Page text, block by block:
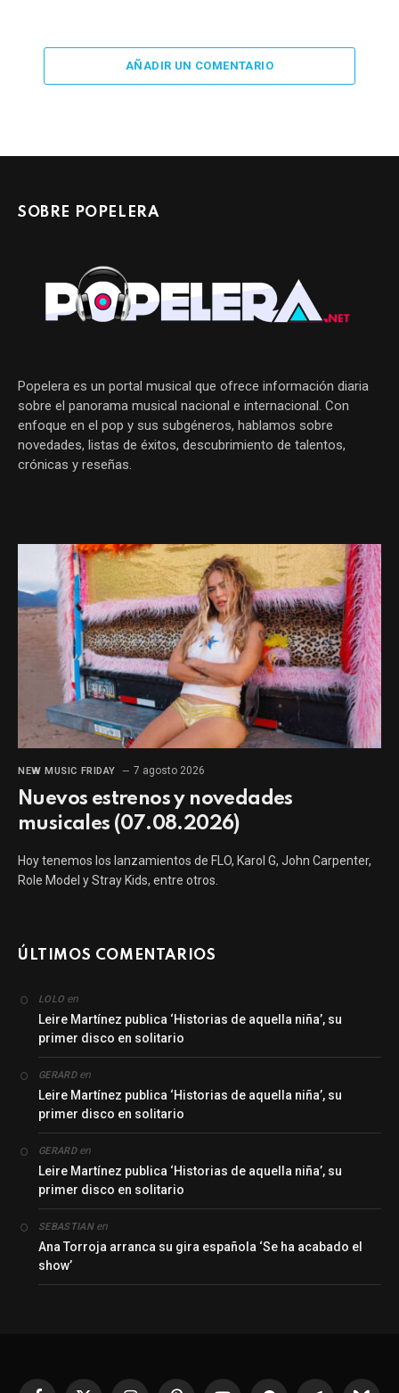
AÑADIR UN COMENTARIO
SOBRE POPELERA
Popelera es un portal musical que ofrece información diaria
sobre el panorama musical nacional e internacional. Con
enfoque en el pop y sus subgéneros, hablamos sobre
novedades, listas de éxitos, descubrimiento de talentos,
crónicas y reseñas.
NEW MUSIC FRIDAY 7 agosto 2026
Nuevos estrenos y novedades
musicales (07.08.2026)
Hoy tenemos los lanzamientos de FLO, Karol G, John Carpenter,
Role Model y Stray Kids, entre otros.
ÚLTIMOS COMENTARIOS
LOLO en
Leire Martínez publica ‘Historias de aquella niña’, su
primer disco en solitario
GERARDen
Leire Martínez publica ‘Historias de aquella niña’, su
primer disco en solitario
GERARDen
Leire Martínez publica ‘Historias de aquella niña’, su
primer disco en solitario
SEBASTIANen
Ana Torroja arranca su gira española ‘Se ha acabado el
show’